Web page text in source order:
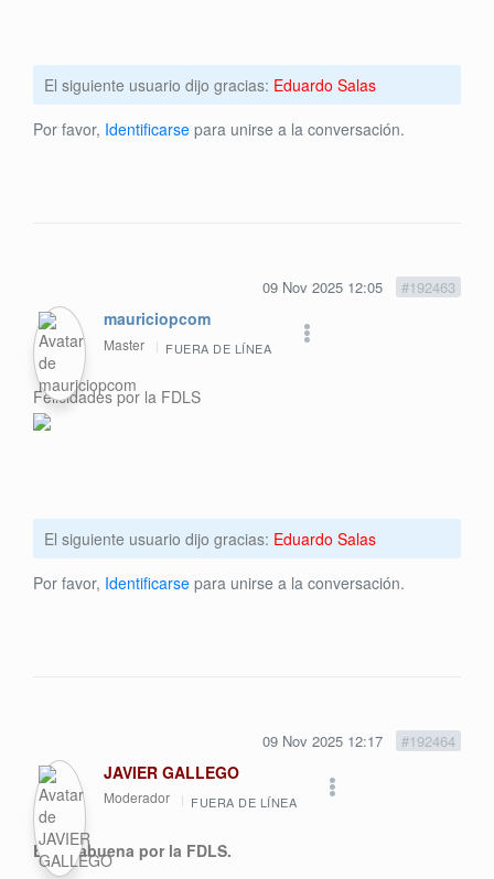
El siguiente usuario dijo gracias: Eduardo Salas
Por favor, Identificarse para unirse a la conversación.
09 Nov 2025 12:05 #192463
mauriciopcom
Master FUERA DE LÍNEA
Felicidades por la FDLS
El siguiente usuario dijo gracias: Eduardo Salas
Por favor, Identificarse para unirse a la conversación.
09 Nov 2025 12:17 #192464
JAVIER GALLEGO
Moderador FUERA DE LÍNEA
Enhorabuena por la FDLS.